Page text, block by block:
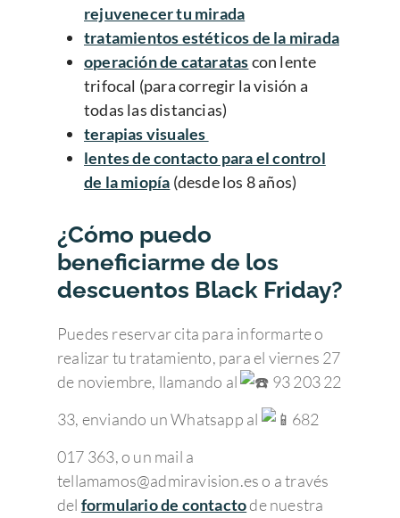
rejuvenecer tu mirada
tratamientos estéticos de la mirada
operación de cataratascon lente
trifocal (para corregir la visión a
todas las distancias)
terapias visuales
lentes de contacto para el control
de la miopía (desde los 8 años)
¿Cómo puedo
beneficiarme de los
descuentos Black Friday?
Puedes reservar cita para informarte o
realizar tu tratamiento, para el viernes 27
de noviembre, llamando al
️️ 93 203 22
33, enviando un Whatsapp al
682
017 363⁠, o un mail a
tellamamos@admiravision.es o a través
del formulario de contactode nuestra